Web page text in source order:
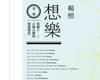
Previous